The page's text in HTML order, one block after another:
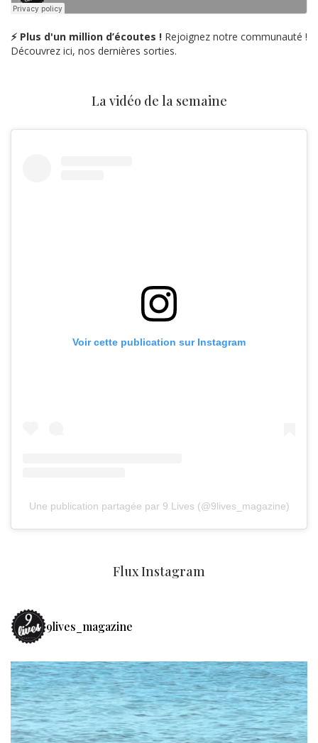
⚡ Plus d'un million d’écoutes ! Rejoignez notre communauté !
Découvrez ici, nos dernières sorties.
La vidéo de la semaine
Voir cette publication sur Instagram
Une publication partagée par 9 Lives (@9lives_magazine)
Flux Instagram
9lives_magazine